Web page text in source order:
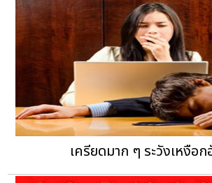
เครียดมาก ๆ ระวังเหงือก